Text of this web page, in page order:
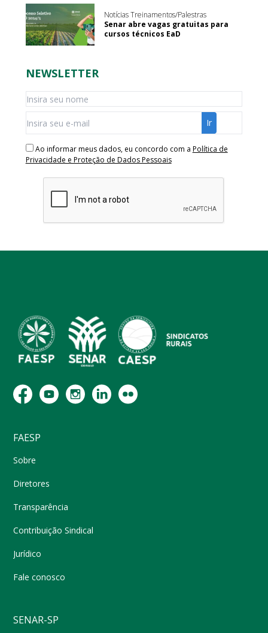
Notícias Treinamentos/Palestras
Senar abre vagas gratuitas para
cursos técnicos EaD
NEWSLETTER
Ao informar meus dados, eu concordo com a Política de
Privacidade e Proteção de Dados Pessoais
FAESP
Sobre
Diretores
Transparência
Contribuição Sindical
Jurídico
Fale conosco
SENAR-SP